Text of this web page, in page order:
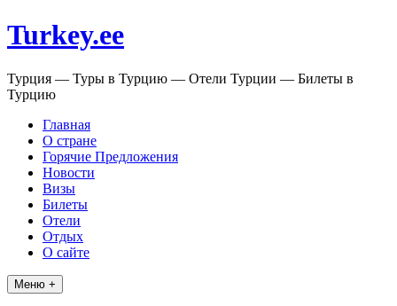
Перейти
к
Turkey.ee
Турция — Туры в Турцию — Отели Турции — Билеты в
Турцию
Главная
О стране
Горячие Предложения
Новости
Визы
Билеты
Отели
Отдых
О сайте
Меню +